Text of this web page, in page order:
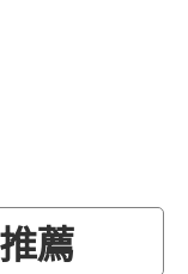
薦